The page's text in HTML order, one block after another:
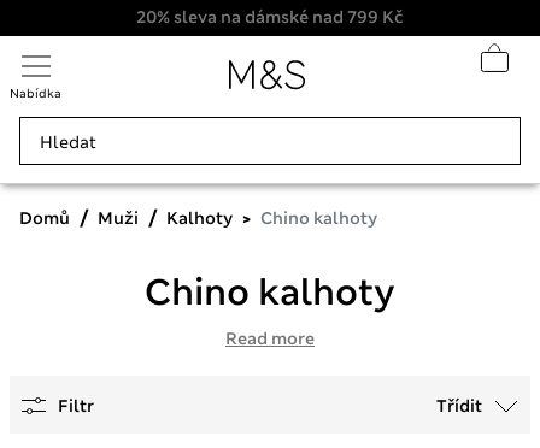
20% sleva na dámské nad 799 Kč
Nabídka
Domů Muži Kalhoty Chino kalhoty
Chino kalhoty
Read more
Filtr Třídit